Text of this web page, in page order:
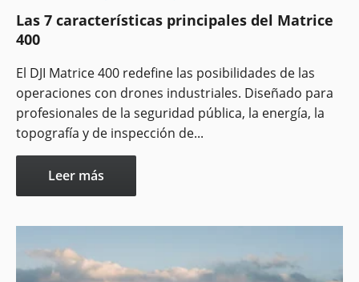
Las 7 características principales del Matrice
400
El DJI Matrice 400 redefine las posibilidades de las
operaciones con drones industriales. Diseñado para
profesionales de la seguridad pública, la energía, la
topografía y de inspección de...
Leer más